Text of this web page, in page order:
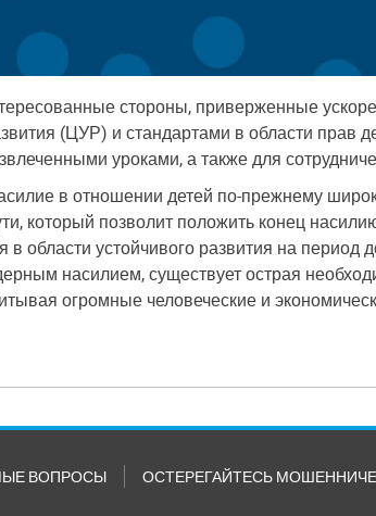
стороны, приверженные
(ЦУР) и стандартами в области
уроками, а также для
в отношении детей по-прежнему
который позволит положить конец
области устойчивого развития на
насилием, существует острая
огромные человеческие и
ВОПРОСЫ ОСТЕРЕГАЙТЕСЬ